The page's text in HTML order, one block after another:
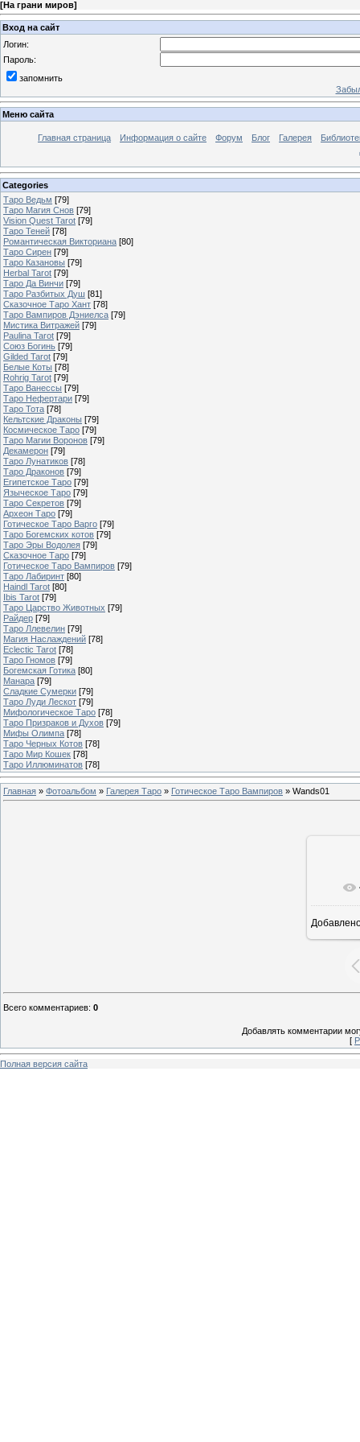
[На грани миров]
Вход на сайт
Логин:
Пароль:
запомнить
Меню сайта
Главная страница Информация о сайте Форум Блог Галерея
Categories
Таро Ведьм [79]
Таро Магия Снов [79]
Vision Quest Tarot [79]
Таро Теней [78]
Романтическая Викториана [80]
Таро Сирен [79]
Таро Казановы [79]
Herbal Tarot [79]
Таро Да Винчи [79]
Таро Разбитых Душ [81]
Сказочное Таро Хант [78]
Таро Вампиров Дэниелса [79]
Мистика Витражей [79]
Paulina Tarot [79]
Союз Богинь [79]
Gilded Tarot [79]
Белые Коты [78]
Rohrig Tarot [79]
Таро Ванессы [79]
Таро Нефертари [79]
Таро Тота [78]
Кельтские Драконы [79]
Космическое Таро [79]
Таро Магии Воронов [79]
Декамерон [79]
Таро Лунатиков [78]
Таро Драконов [79]
Египетское Таро [79]
Языческое Таро [79]
Таро Секретов [79]
Археон Таро [79]
Готическое Таро Варго [79]
Таро Богемских котов [79]
Таро Эры Водолея [79]
Сказочное Таро [79]
Готическое Таро Вампиров [79]
Таро Лабиринт [80]
Haindl Tarot [80]
Ibis Tarot [79]
Таро Царство Животных [79]
Райдер [79]
Таро Ллевелин [79]
Магия Наслаждений [78]
Eclectic Tarot [78]
Таро Гномов [79]
Богемская Готика [80]
Манара [79]
Сладкие Сумерки [79]
Таро Луди Лескот [79]
Мифологическое Таро [78]
Таро Призраков и Духов [79]
Мифы Олимпа [78]
Таро Черных Котов [78]
Таро Мир Кошек [78]
Таро Иллюминатов [78]
Главная » Фотоальбом » Галерея Таро » Готическое Таро Вампиров » Wands01
В
Всего комментариев: 0
Добавлять комментарии
[
Полная версия сайта